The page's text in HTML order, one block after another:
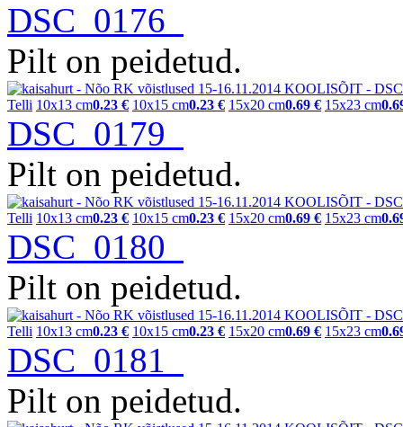
DSC_0176
Pilt on peidetud.
Telli 10x13 cm0.23 € 10x15 cm0.23 € 15x20 cm0.69 € 15x23 cm
DSC_0179
Pilt on peidetud.
Telli 10x13 cm0.23 € 10x15 cm0.23 € 15x20 cm0.69 € 15x23 cm
DSC_0180
Pilt on peidetud.
Telli 10x13 cm0.23 € 10x15 cm0.23 € 15x20 cm0.69 € 15x23 cm
DSC_0181
Pilt on peidetud.